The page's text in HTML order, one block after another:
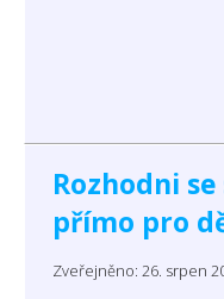
Rozhodni
přímo pro
Zveřejněno: 26. srpen